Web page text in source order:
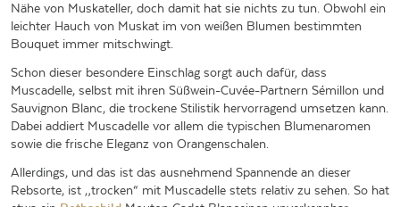
Nähe von Muskateller, doch damit hat sie nichts zu tun. Obwohl ein
leichter Hauch von Muskat im von weißen Blumen bestimmten
Bouquet immer mitschwingt.
Schon dieser besondere Einschlag sorgt auch dafür, dass
Muscadelle, selbst mit ihren Süßwein-Cuvée-Partnern Sémillon und
Sauvignon Blanc, die trockene Stilistik hervorragend umsetzen kann.
Dabei addiert Muscadelle vor allem die typischen Blumenaromen
sowie die frische Eleganz von Orangenschalen.
Allerdings, und das ist das ausnehmend Spannende an dieser
Rebsorte, ist „trocken“ mit Muscadelle stets relativ zu sehen. So hat